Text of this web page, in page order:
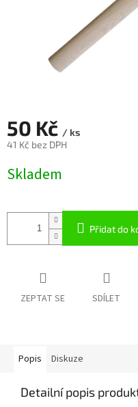
50 Kč / ks
41 Kč bez DPH
cena:
Skladem
Přidat do
ZEPTAT SE SDÍLET
Popis Diskuze
Detailní popis